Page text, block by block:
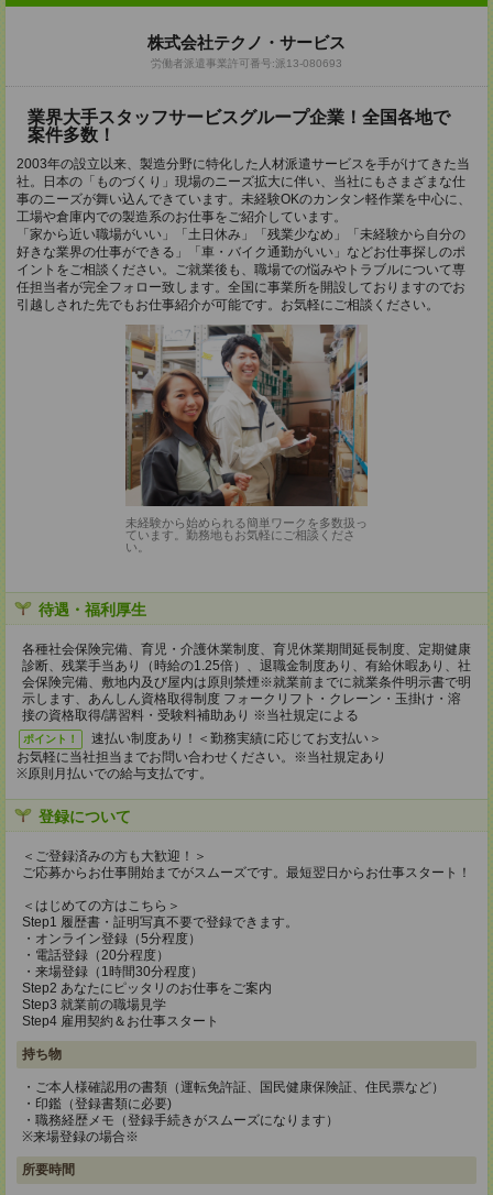
株式会社テクノ・サービス
労働者派遣事業許可番号:派13-080693
業界大手スタッフサービスグループ企業！全国各地で
案件多数！
2003年の設立以来、製造分野に特化した人材派遣サービスを手がけてきた当
社。日本の「ものづくり」現場のニーズ拡大に伴い、当社にもさまざまな仕
事のニーズが舞い込んできています。未経験OKのカンタン軽作業を中心に、
工場や倉庫内での製造系のお仕事をご紹介しています。
「家から近い職場がいい」「土日休み」「残業少なめ」「未経験から自分の
好きな業界の仕事ができる」「車・バイク通勤がいい」などお仕事探しのポ
イントをご相談ください。ご就業後も、職場での悩みやトラブルについて専
任担当者が完全フォロー致します。全国に事業所を開設しておりますのでお
引越しされた先でもお仕事紹介が可能です。お気軽にご相談ください。
未経験から始められる簡単ワークを多数扱っ
ています。勤務地もお気軽にご相談くださ
い。
待遇・福利厚生
各種社会保険完備、育児・介護休業制度、育児休業期間延長制度、定期健康
診断、残業手当あり（時給の1.25倍）、退職金制度あり、有給休暇あり、社
会保険完備、敷地内及び屋内は原則禁煙※就業前までに就業条件明示書で明
示します、あんしん資格取得制度 フォークリフト・クレーン・玉掛け・溶
接の資格取得/講習料・受験料補助あり ※当社規定による
ポイント！
速払い制度あり！＜勤務実績に応じてお支払い＞
お気軽に当社担当までお問い合わせください。※当社規定あり
※原則月払いでの給与支払です。
登録について
＜ご登録済みの方も大歓迎！＞
ご応募からお仕事開始までがスムーズです。最短翌日からお仕事スタート！
＜はじめての方はこちら＞
Step1 履歴書・証明写真不要で登録できます。
・オンライン登録（5分程度）
・電話登録（20分程度）
・来場登録（1時間30分程度）
Step2 あなたにピッタリのお仕事をご案内
Step3 就業前の職場見学
Step4 雇用契約＆お仕事スタート
持ち物
・ご本人様確認用の書類（運転免許証、国民健康保険証、住民票など）
・印鑑（登録書類に必要)
・職務経歴メモ（登録手続きがスムーズになります）
※来場登録の場合※
所要時間